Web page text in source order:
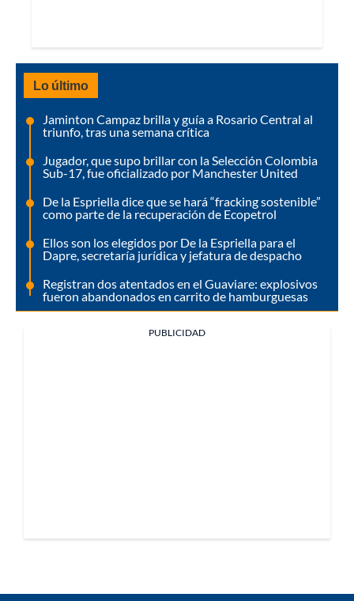
Lo último
Jaminton Campaz brilla y guía a Rosario Central al
triunfo, tras una semana crítica
Jugador, que supo brillar con la Selección Colombia
Sub-17, fue oficializado por Manchester United
De la Espriella dice que se hará “fracking sostenible”
como parte de la recuperación de Ecopetrol
Ellos son los elegidos por De la Espriella para el
Dapre, secretaría jurídica y jefatura de despacho
Registran dos atentados en el Guaviare: explosivos
fueron abandonados en carrito de hamburguesas
PUBLICIDAD